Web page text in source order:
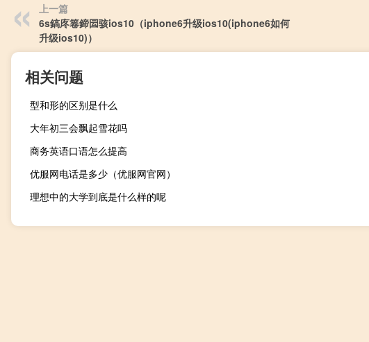
上一篇
6s鎬庝箞鍗囩骇ios10（iphone6升级ios10(iphone6如何
升级ios10)）
相关问题
型和形的区别是什么
大年初三会飘起雪花吗
商务英语口语怎么提高
优服网电话是多少（优服网官网）
理想中的大学到底是什么样的呢